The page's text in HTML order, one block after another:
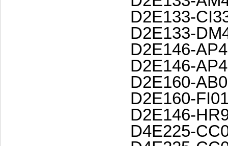
D2E133-
D2E133-
D2E146-
D2E146-
D2E160-
D2E160-
D2E146-
D4E225-